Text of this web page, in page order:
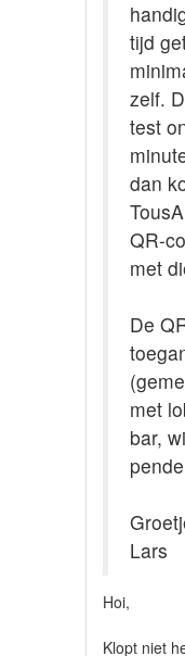
tijd
zelf.
test
dan
QR-
met
De
met
bar,
Lars
Hoi,
Klopt niet